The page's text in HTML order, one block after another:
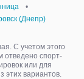
•
(Днепр)
С учетом этого
отведено спорт-
или для
этих вариантов.